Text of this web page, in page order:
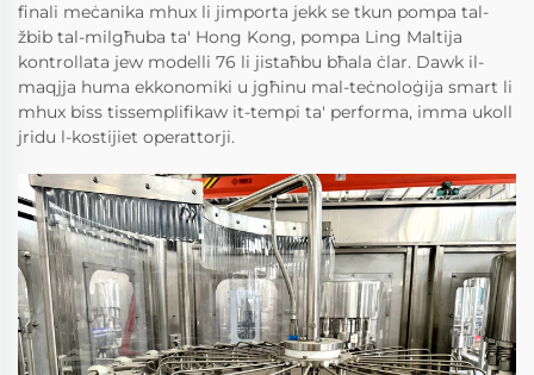
finali meċanika mhux li jimporta jekk se tkun pompa tal-
žbib tal-milgħuba ta' Hong Kong, pompa Ling Maltija
kontrollata jew modelli 76 li jistaħbu bħala ċlar. Dawk il-
maqjja huma ekkonomiki u jgħinu mal-teċnoloġija smart li
mhux biss tissemplifikaw it-tempi ta' performa, imma ukoll
jridu l-kostijiet operattorji.